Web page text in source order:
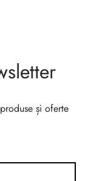
și oferte